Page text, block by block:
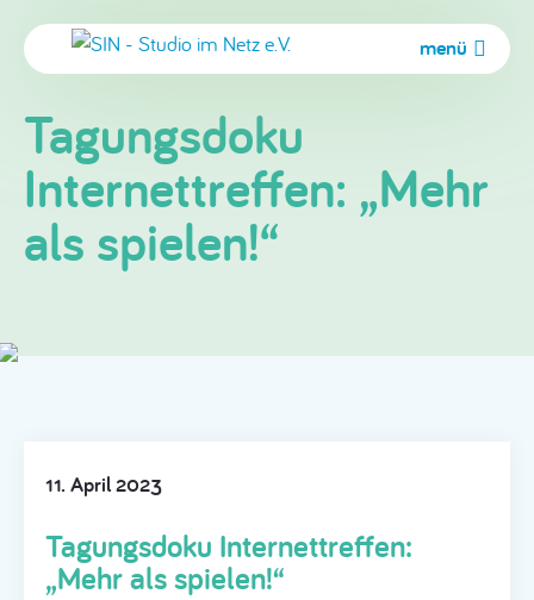
menü
Tagungsdoku
Internettreffen: „Mehr
als spielen!“
11. April 2023
Tagungsdoku Internettreffen:
„Mehr als spielen!“